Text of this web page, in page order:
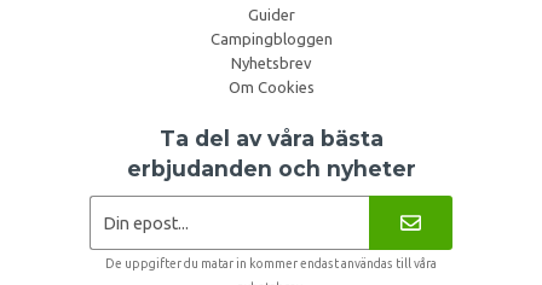
Guider
Campingbloggen
Nyhetsbrev
Om Cookies
Ta del av våra bästa
erbjudanden och nyheter
De uppgifter du matar in kommer endast användas till våra